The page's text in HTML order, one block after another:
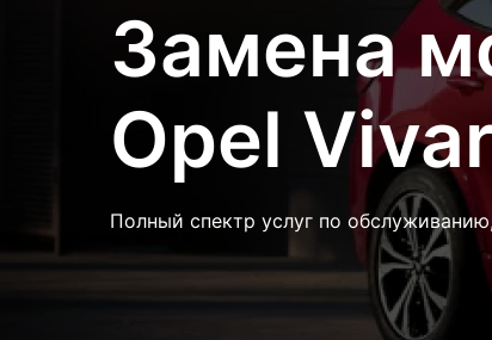
Замена
Opel
Полный спектр услуг по